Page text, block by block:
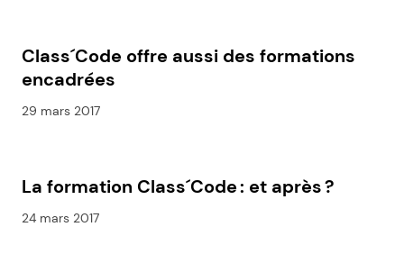
Class´Code offre aussi des formations
encadrées
29 mars 2017
La formation Class´Code : et après ?
24 mars 2017